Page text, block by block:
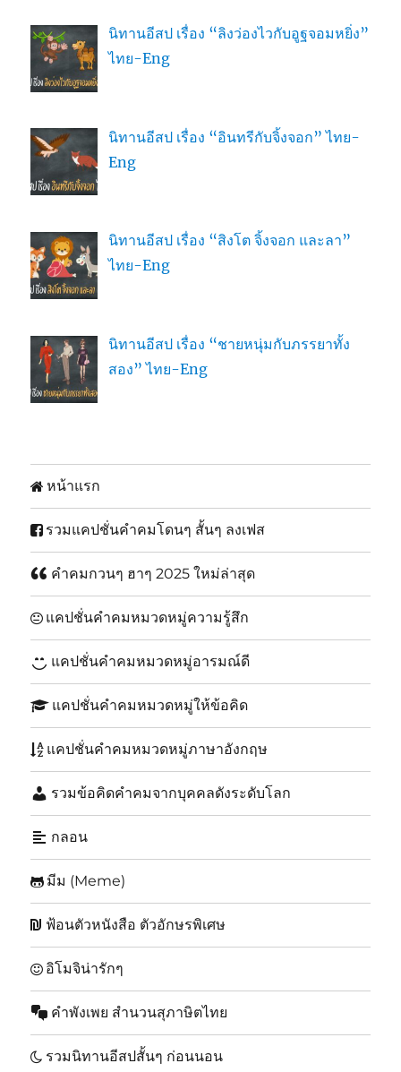
นิทานอีสป เรื่อง “ลิงว่องไวกับอูฐจอมหยิ่ง”
ไทย-Eng
นิทานอีสป เรื่อง “อินทรีกับจิ้งจอก” ไทย-
Eng
นิทานอีสป เรื่อง “สิงโต จิ้งจอก และลา”
ไทย-Eng
นิทานอีสป เรื่อง “ชายหนุ่มกับภรรยาทั้ง
สอง” ไทย-Eng
หน้าแรก
รวมแคปชั่นคำคมโดนๆ สั้นๆ ลงเฟส
คำคมกวนๆ ฮาๆ 2025 ใหม่ล่าสุด
แคปชั่นคำคมหมวดหมู่ความรู้สึก
แคปชั่นคำคมหมวดหมู่อารมณ์ดี
แคปชั่นคำคมหมวดหมู่ให้ข้อคิด
แคปชั่นคำคมหมวดหมู่ภาษาอังกฤษ
รวมข้อคิดคำคมจากบุคคลดังระดับโลก
กลอน
มีม (Meme)
ฟ้อนตัวหนังสือ ตัวอักษรพิเศษ
อิโมจิน่ารักๆ
คำพังเพย สำนวนสุภาษิตไทย
รวมนิทานอีสปสั้นๆ ก่อนนอน